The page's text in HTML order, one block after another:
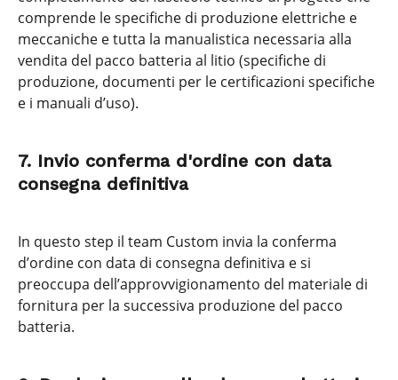
comprende le specifiche di produzione elettriche e
meccaniche e tutta la manualistica necessaria alla
vendita del pacco batteria al litio (specifiche di
produzione, documenti per le certificazioni specifiche
e i manuali d’uso).
7. Invio conferma d'ordine con data
consegna definitiva
In questo step il team Custom invia la conferma
d’ordine con data di consegna definitiva e si
preoccupa dell’approvvigionamento del materiale di
fornitura per la successiva produzione del pacco
batteria.